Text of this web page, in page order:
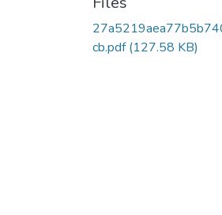
cb.pdf(127.58 KB)